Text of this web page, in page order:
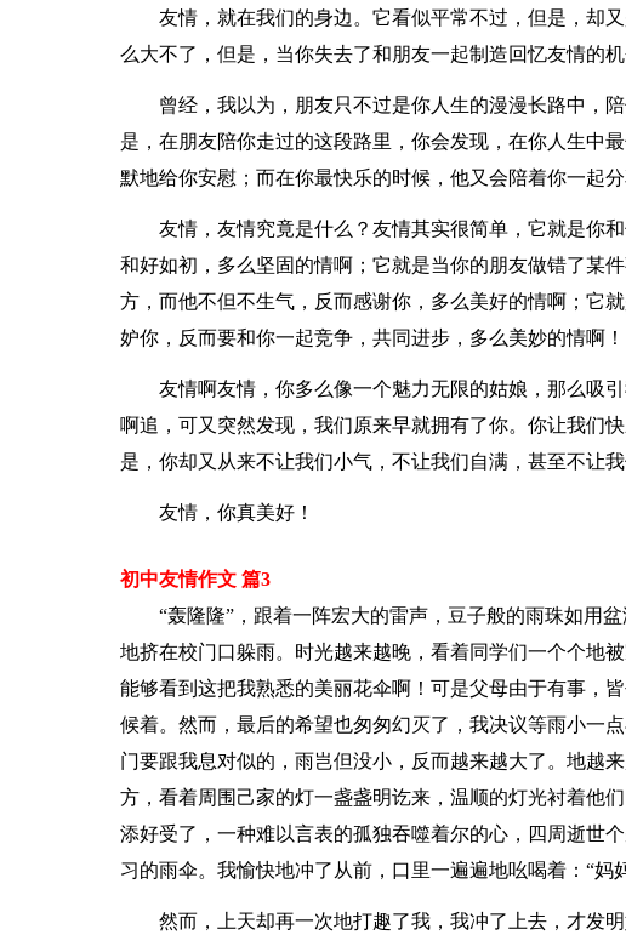
友情，就在我们的身边。它看似平常不过，但是，却
么大不了，但是，当你失去了和朋友一起制造回忆友情的
曾经，我以为，朋友只不过是你人生的漫漫长路中，
是，在朋友陪你走过的这段路里，你会发现，在你人生中
默地给你安慰；而在你最快乐的时候，他又会陪着你一起
友情，友情究竟是什么？友情其实很简单，它就是你
和好如初，多么坚固的情啊；它就是当你的朋友做错了某
方，而他不但不生气，反而感谢你，多么美好的情啊；它
妒你，反而要和你一起竞争，共同进步，多么美妙的情啊！
友情啊友情，你多么像一个魅力无限的姑娘，那么吸
啊追，可又突然发现，我们原来早就拥有了你。你让我们
是，你却又从来不让我们小气，不让我们自满，甚至不让我
友情，你真美好！
初中友情作文 篇3
“轰隆隆”，跟着一阵宏大的雷声，豆子般的雨珠如用
地挤在校门口躲雨。时光越来越晚，看着同学们一个个地
能够看到这把我熟悉的美丽花伞啊！可是父母由于有事，
候着。然而，最后的希望也匆匆幻灭了，我决议等雨小一
门要跟我息对似的，雨岂但没小，反而越来越大了。地越
方，看着周围己家的灯一盏盏明讫来，温顺的灯光衬着他
添好受了，一种难以言表的孤独吞噬着尔的心，四周逝世
习的雨伞。我愉快地冲了从前，口里一遍遍地吆喝着：“妈
然而，上天却再一次地打趣了我，我冲了上去，才